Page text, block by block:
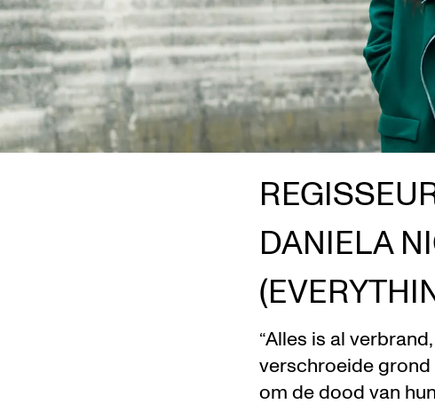
DANIELA
“Alles is al
verschroeide grond
om de dood van